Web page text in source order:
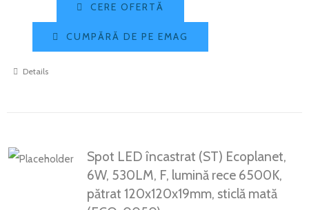
CERE OFERTĂ
CUMPĂRĂ DE PE EMAG
Details
Spot LED încastrat (ST) Ecoplanet,
6W, 530LM, F, lumină rece 6500K,
pătrat 120x120x19mm, sticlă mată